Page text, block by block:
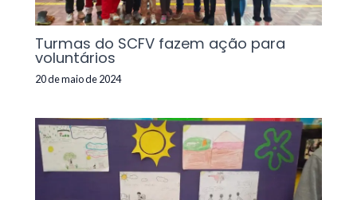
Turmas do SCFV fazem ação para
voluntários
20 de maio de 2024